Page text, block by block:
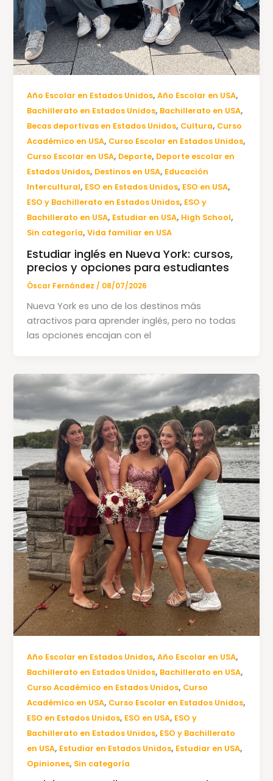
Año Escolar en Estados Unidos,Año Escolar en USA,
Bachillerato en Estados Unidos, Bachillerato en USA,
Becas deportivas en Estados Unidos, Cultura, Curso
Académico en USA, Curso Escolar en Estados Unidos,
Curso Escolar en USA, Deporte, Deporte escolar en
Estados Unidos, Destinos en USA, Educación
Intercultural, ESO en Estados Unidos, ESO en USA,
ESO y Bachillerato en Estados Unidos, ESO y
Bachillerato en USA, Estudiar en USA, High School,
Sin categoría,Vida familiar en USA
Estudiar inglés en Nueva York: cursos,
precios y opciones para estudiantes
Óscar Fernández / 08/07/2026
Nueva York es uno de los destinos más
atractivos para aprender inglés, pero no todas
las opciones encajan con el
Año Escolar en Estados Unidos,Año Escolar en USA,
Bachillerato en Estados Unidos, Bachillerato en USA,
Curso Académico en Estados Unidos, Curso
Académico en USA, Curso Escolar en Estados Unidos,
ESO en Estados Unidos, ESO en USA, ESO y
Bachillerato en Estados Unidos, ESO y Bachillerato
en USA, Estudiar en Estados Unidos, Estudiar en USA,
Opiniones, Sin categoría